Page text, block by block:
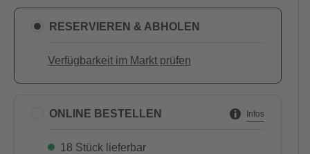
RESERVIEREN & ABHOLEN
Verfügbarkeit im Markt prüfen
ONLINE BESTELLEN Infos
18 Stück lieferbar